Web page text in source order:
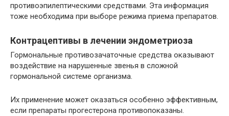
противоэпилептическими средствами. Эта информация
тоже необходима при выборе режима приема препаратов.
Контрацептивы в лечении эндометриоза
Гормональные противозачаточные средства оказывают
воздействие на нарушенные звенья в сложной
гормональной системе организма.
Их применение может оказаться особенно эффективным,
если препараты прогестерона противопоказаны.